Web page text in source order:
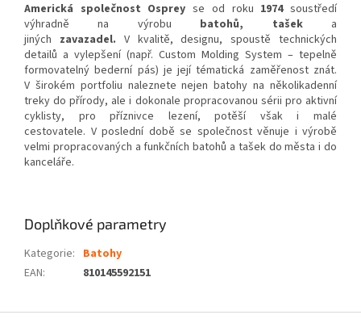
Americká společnost Osprey se od roku 1974soustředí
výhradně na výrobu
batohů, tašek
a
jiných zavazadel. V kvalitě, designu, spoustě technických
detailů a vylepšení (např. Custom Molding System – tepelně
formovatelný bederní pás) je její tématická zaměřenost znát.
V širokém portfoliu naleznete nejen batohy na několikadenní
treky do přírody, ale i dokonale propracovanou sérii pro aktivní
cyklisty, pro příznivce lezení, potěší však i malé
cestovatele. V poslední době se společnost věnuje i výrobě
velmi propracovaných a funkčních batohů a tašek do města i do
kanceláře.
Doplňkové parametry
Kategorie: Batohy
EAN: 810145592151